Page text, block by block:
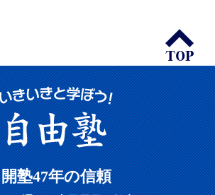
開塾47年の信頼